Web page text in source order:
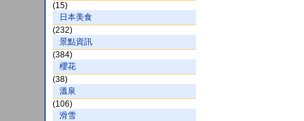
(15)
日本美食
(232)
景點資訊
(384)
櫻花
(38)
溫泉
(106)
滑雪